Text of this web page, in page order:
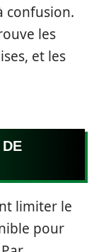
confusion.
les
et les
limiter le
pour